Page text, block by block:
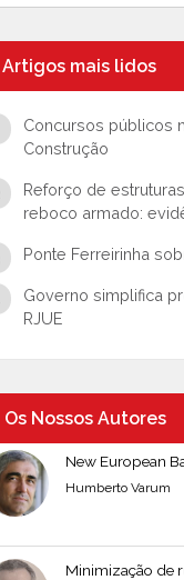
Artigos mais lidos
Concursos públicos
Construção
Reforço de
reboco armado:
Ponte Ferreirinha
Governo simplifica
RJUE
Os Nossos Autores
New European
Humberto Varum
Minimização de